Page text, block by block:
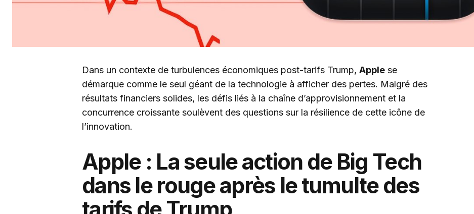
Dans un contexte de turbulences économiques post-tarifs Trump, Apple se
démarque comme le seul géant de la technologie à afficher des pertes. Malgré des
résultats financiers solides, les défis liés à la chaîne d’approvisionnement et la
concurrence croissante soulèvent des questions sur la résilience de cette icône de
l’innovation.
Apple : La seule action de Big Tech
dans le rouge après le tumulte des